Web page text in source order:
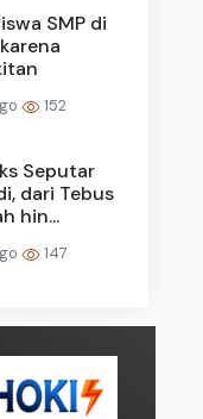
SMP di
152
Seputar
dari Tebus
hin...
147